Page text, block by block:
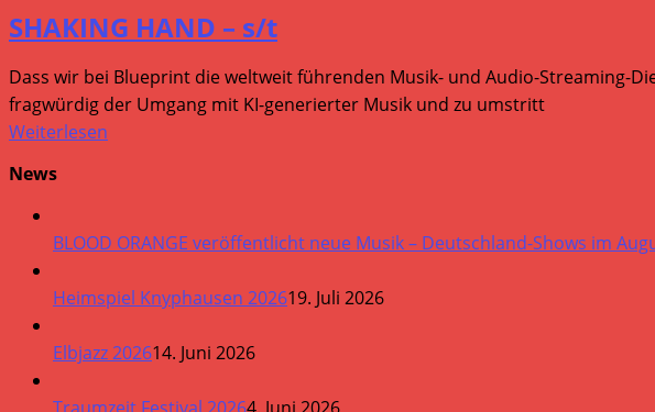
SHAKING HAND – s/t
Dass wir bei Blueprint die weltweit führenden Musik- und Audio-Streaming-
fragwürdig der Umgang mit KI-generierter Musik und zu umstritt
Weiterlesen
News
BLOOD ORANGE veröffentlicht neue Musik – Deutschland-Shows im
Heimspiel Knyphausen 202619. Juli 2026
Elbjazz 202614. Juni 2026